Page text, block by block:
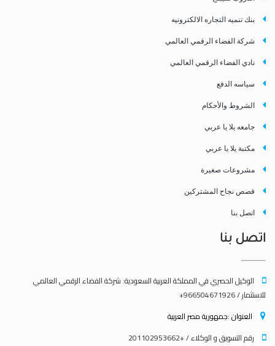
بنك تنميه التجاره الالكترونيه
شركة الفضاء الرقمي العالمي
نادي الفضاء الرقمي العالمي
سياسه الدفع
الشروط والأحكام
جامعه يلا يا عربي
مكتبة يلا يا عربي
مشروعات صغيرة
قصص نجاح المشتركين
اتصل بنا
اتصل بنا
الوكيل الحصري في المملكة العربية السعودية: شركة الفضاء الرقمي العالمي
للاستثمار / 966504671926+
العنوان :جمهورية مصر العربية
رقم التسويق و الوكلاء / +201102953662